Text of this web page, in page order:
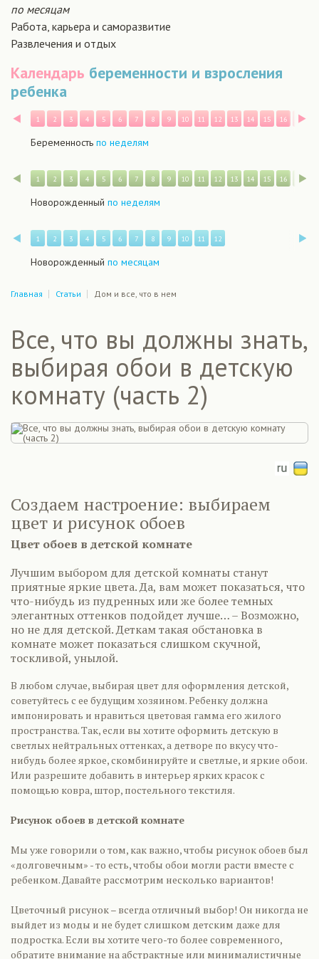
по месяцам
Работа, карьера и саморазвитие
Развлечения и отдых
Календарь беременности и взросления
ребенка
Назад
1 2 3 4 5 6 7 8 9 10 11 12 13 14 15 16 17
Беременность по неделям
Назад
1 2 3 4 5 6 7 8 9 10 11 12 13 14 15 16 17
Новорожденный по неделям
Назад
1 2 3 4 5 6 7 8 9 10 11 12
Новорожденный по месяцам
Главная Статьи Дом и все, что в нем
Все, что вы должны знать,
выбирая обои в детскую
комнату (часть 2)
Создаем настроение: выбираем
цвет и рисунок обоев
Цвет обоев в детской комнате
Лучшим выбором для детской комнаты станут
приятные яркие цвета. Да, вам может показаться, что
что-нибудь из пудренных или же более темных
элегантных оттенков подойдет лучше… – Возможно,
но не для детской. Деткам такая обстановка в
комнате может показаться слишком скучной,
тоскливой, унылой.
В любом случае, выбирая цвет для оформления детской,
советуйтесь с ее будущим хозяином. Ребенку должна
импонировать и нравиться цветовая гамма его жилого
пространства. Так, если вы хотите оформить детскую в
светлых нейтральных оттенках, а детворе по вкусу что-
нибудь более яркое, скомбинируйте и светлые, и яркие обои.
Или разрешите добавить в интерьер ярких красок с
помощью ковра, штор, постельного текстиля.
Рисунок обоев в детской комнате
Мы уже говорили о том, как важно, чтобы рисунок обоев был
«долговечным» - то есть, чтобы обои могли расти вместе с
ребенком. Давайте рассмотрим несколько вариантов!
Цветочный рисунок – всегда отличный выбор! Он никогда не
выйдет из моды и не будет слишком детским даже для
подростка. Если вы хотите чего-то более современного,
обратите внимание на абстрактные или минималистичные